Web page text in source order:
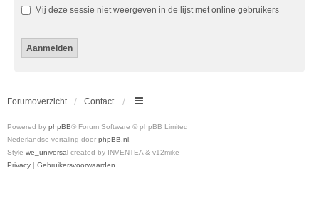
Mij deze sessie niet weergeven in de lijst met online gebruikers
Forumoverzicht Contact
Powered by phpBB® Forum Software © phpBB Limited
Nederlandse vertaling door phpBB.nl.
Style we_universal created by INVENTEA & v12mike
Privacy | Gebruikersvoorwaarden